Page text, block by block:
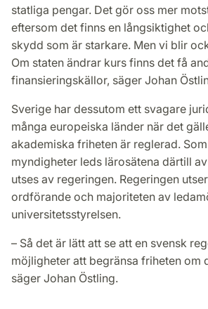
statliga pengar. Det gör oss mer
eftersom det finns en långsiktighet
skydd som är starkare. Men vi blir
Om staten ändrar kurs finns det få
finansieringskällor, säger Johan
Sverige har dessutom ett svagare
många europeiska länder när det
akademiska friheten är reglerad.
myndigheter leds lärosätena därtill
utses av regeringen. Regeringen
ordförande och majoriteten av
universitetsstyrelsen.
– Så det är lätt att se att en svensk
möjligheter att begränsa friheten om
säger Johan Östling.